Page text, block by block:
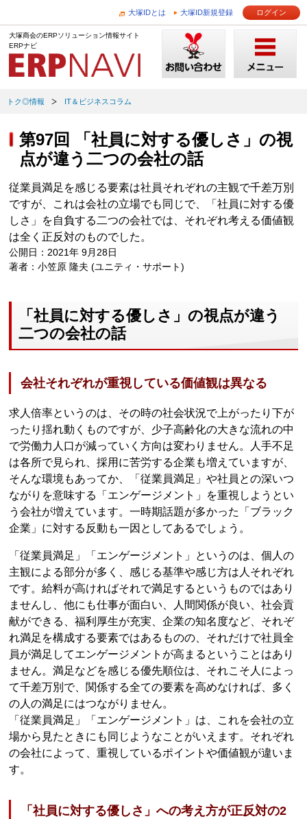
大塚IDとは 大塚ID新規登録 ログイン
大塚商会のERPソリューション情報サイト
ERPナビ
トク◎情報 IT＆ビジネスコラム
第97回 「社員に対する優しさ」の視
点が違う二つの会社の話
従業員満足を感じる要素は社員それぞれの主観で千差万別
ですが、これは会社の立場でも同じで、「社員に対する優
しさ」を自負する二つの会社では、それぞれ考える価値観
は全く正反対のものでした。
公開日：2021年 9月28日
著者：小笠原 隆夫 (ユニティ・サポート)
「社員に対する優しさ」の視点が違う
二つの会社の話
会社それぞれが重視している価値観は異なる
求人倍率というのは、その時の社会状況で上がったり下が
ったり揺れ動くものですが、少子高齢化の大きな流れの中
で労働力人口が減っていく方向は変わりません。人手不足
は各所で見られ、採用に苦労する企業も増えていますが、
そんな環境もあってか、「従業員満足」や社員との深いつ
ながりを意味する「エンゲージメント」を重視しようとい
う会社が増えています。一時期話題が多かった「ブラック
企業」に対する反動も一因としてあるでしょう。
「従業員満足」「エンゲージメント」というのは、個人の
主観による部分が多く、感じる基準や感じ方は人それぞれ
です。給料が高ければそれで満足するというものではあり
ませんし、他にも仕事が面白い、人間関係が良い、社会貢
献ができる、福利厚生が充実、企業の知名度など、それぞ
れ満足を構成する要素ではあるものの、それだけで社員全
員が満足してエンゲージメントが高まるということはあり
ません。満足などを感じる優先順位は、それこそ人によっ
て千差万別で、関係する全ての要素を高めなければ、多く
の人の満足にはつながりません。
「従業員満足」「エンゲージメント」は、これを会社の立
場から見たときにも同じようなことがいえます。それぞれ
の会社によって、重視しているポイントや価値観が違いま
す。
「社員に対する優しさ」への考え方が正反対の2